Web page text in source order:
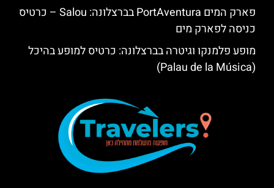
פארק המים PortAventura בברצלונה: Salou – כרטיס
כניסה לפארק מים
מופע פלמנקו וגיטרה בברצלונה: כרטיס למופע בהיכל
(Palau de la Música)